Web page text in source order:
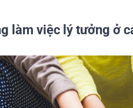
làm việc lý tưởng ở